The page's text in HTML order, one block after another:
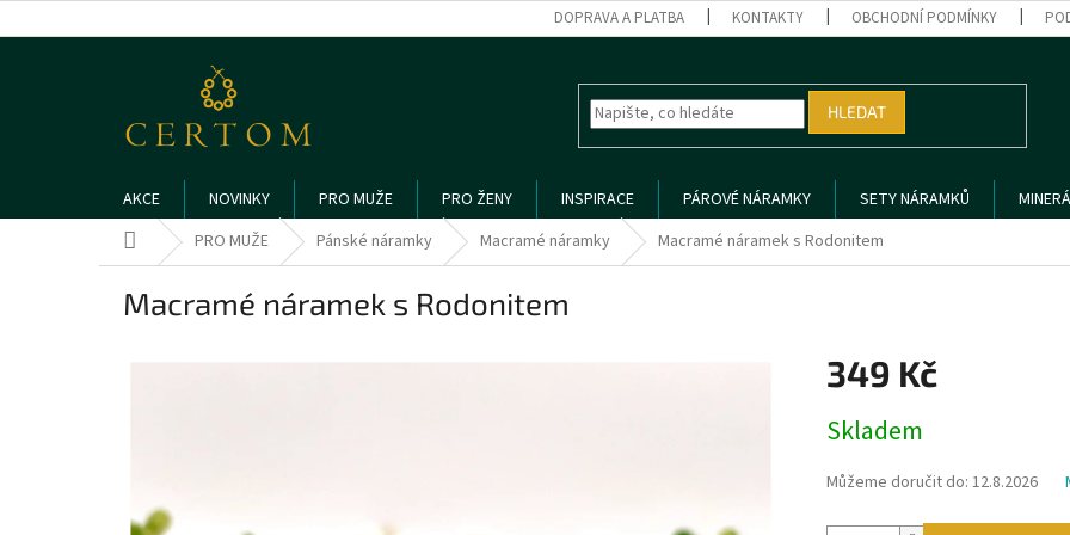
na
DOPRAVA A PLATBA KONTAKTY OBCHODNÍ PODMÍNKY
HLEDAT
AKCE NOVINKY PRO MUŽE PRO ŽENY INSPIRACE PÁROVÉ NÁRAMKY SETY NÁRAMKŮ
Domů PRO MUŽE Pánské náramky Macramé náramky Macramé náramek s Rodonitem
Macramé náramek s Rodonitem
349 Kč
cena:
Skladem
Můžeme doručit do: 12.8.2026